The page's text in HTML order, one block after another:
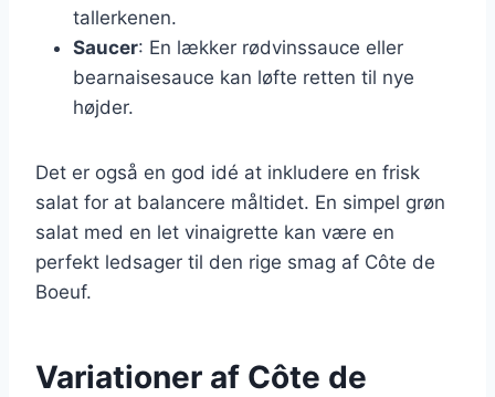
tallerkenen.
Saucer: En lækker rødvinssauce eller
bearnaisesauce kan løfte retten til nye
højder.
Det er også en god idé at inkludere en frisk
salat for at balancere måltidet. En simpel grøn
salat med en let vinaigrette kan være en
perfekt ledsager til den rige smag af Côte de
Boeuf.
Variationer af Côte de